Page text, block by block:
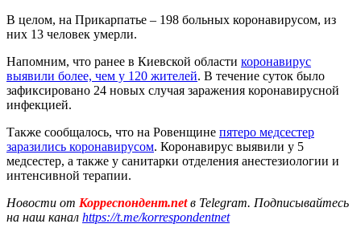
В целом, на Прикарпатье – 198 больных коронавирусом, из
них 13 человек умерли.
Напомним, что ранее в Киевской области коронавирус
выявили более, чем у 120 жителей. В течение суток было
зафиксировано 24 новых случая заражения коронавирусной
инфекцией.
Также сообщалось, что на Ровенщине пятеро медсестер
заразились коронавирусом. Коронавирус выявили у 5
медсестер, а также у санитарки отделения анестезиологии и
интенсивной терапии.
Новости от Корреспондент.netв Telegram. Подписывайтесь
на наш канал https://t.me/korrespondentnet